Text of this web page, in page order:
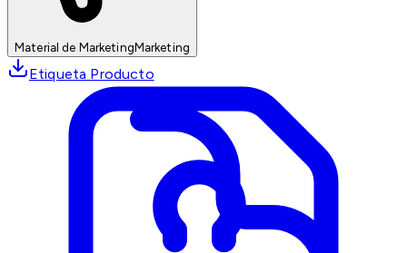
Material de MarketingMarketing
Etiqueta Producto